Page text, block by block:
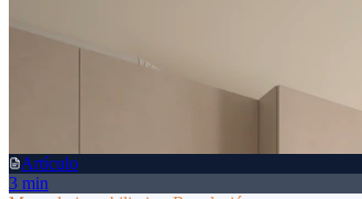
Artículo
3 min